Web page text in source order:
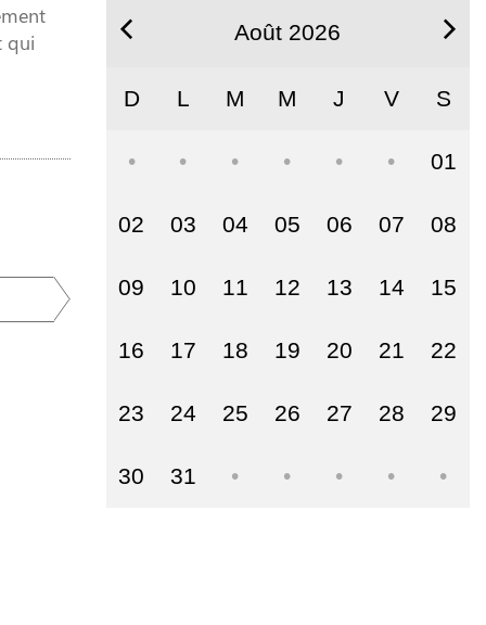
qui
Août 2026
D L M M J V S
01
02 03 04 05 06 07 08
09 10 11 12 13 14 15
16 17 18 19 20 21 22
23 24 25 26 27 28 29
30 31